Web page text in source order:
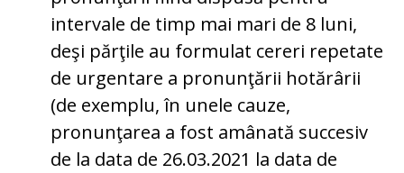
intervale de timp mai mari de 8 luni,
deşi părţile au formulat cereri repetate
de urgentare a pronunţării hotărârii
(de exemplu, în unele cauze,
pronunţarea a fost amânată succesiv
de la data de 26.03.2021 la data de